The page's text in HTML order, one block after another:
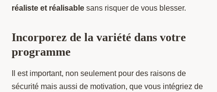
réaliste et réalisable sans risquer de vous blesser.
Incorporez de la variété dans votre
programme
Il est important, non seulement pour des raisons de
sécurité mais aussi de motivation, que vous intégriez de